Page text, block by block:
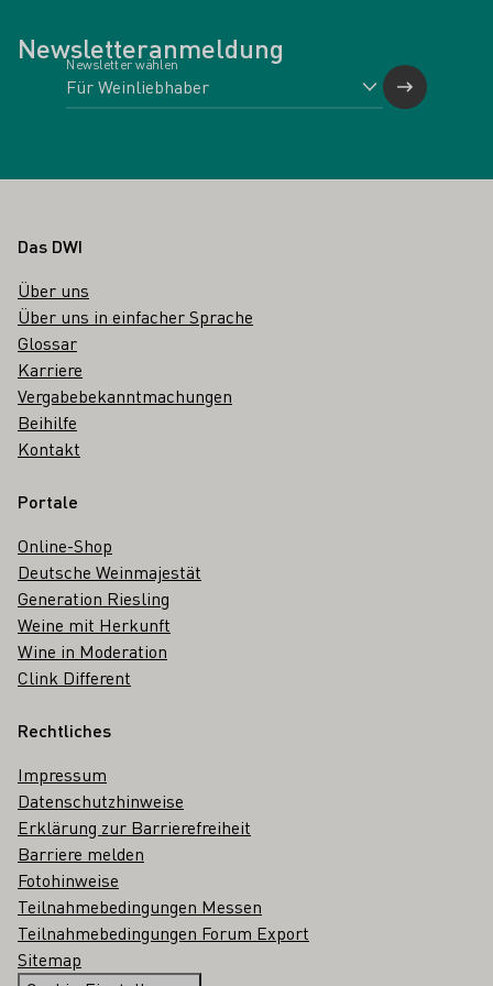
Newsletteranmeldung
Newsletter wählen
Fußbereich
Das DWI
Über uns
Über uns in einfacher Sprache
Glossar
Karriere
Vergabebekanntmachungen
Beihilfe
Kontakt
Portale
Online-Shop
Deutsche Weinmajestät
Generation Riesling
Weine mit Herkunft
Wine in Moderation
Clink Different
Rechtliches
Impressum
Datenschutzhinweise
Erklärung zur Barrierefreiheit
Barriere melden
Fotohinweise
Teilnahmebedingungen Messen
Teilnahmebedingungen Forum Export
Sitemap